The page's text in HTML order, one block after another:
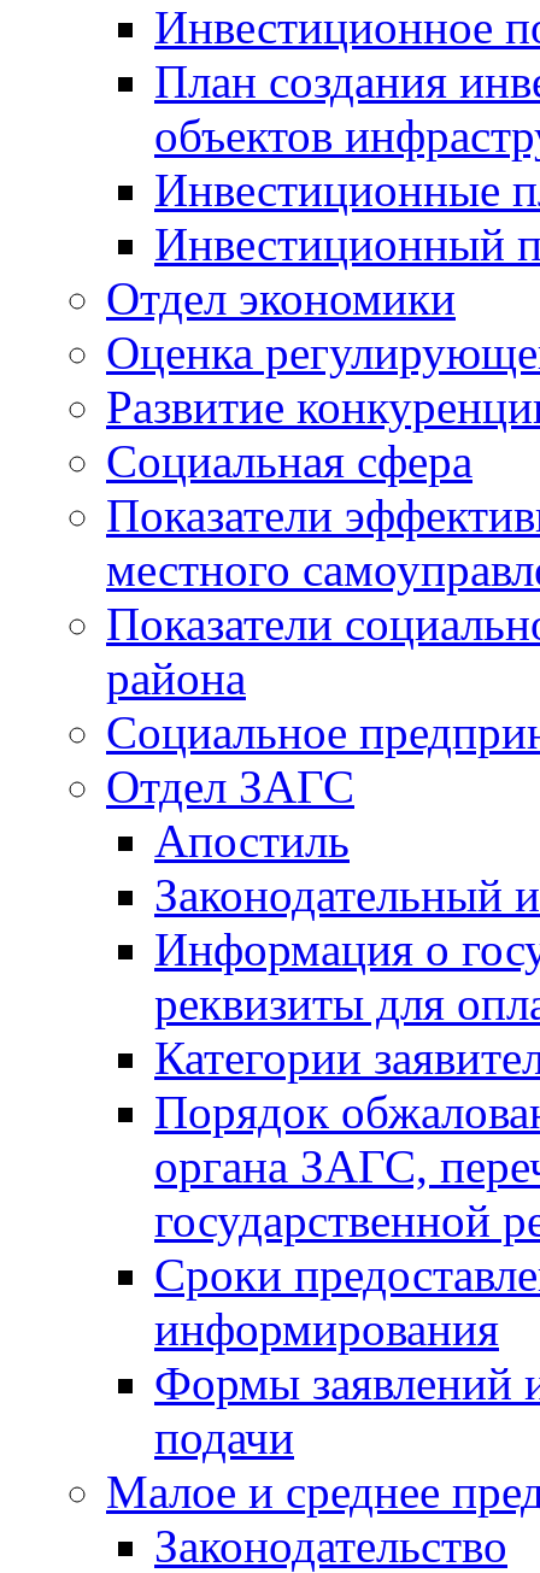
Инвестиционное
План создания
объектов
Инвестиционные
Инвестиционный
Отдел экономики
Оценка
Развитие
Социальная сфера
Показатели
местного
Показатели
района
Социальное
Отдел ЗАГС
Апостиль
Законодательный
Информация о
реквизиты для
Категории
Порядок
органа ЗАГС,
государственной
Сроки
информирования
Формы заявлений
подачи
Малое и среднее
Законодательство